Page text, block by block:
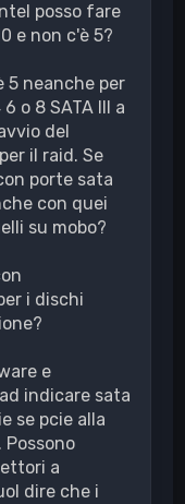
posso fare
e non c'è 5?
5 neanche per
o 8 SATA III a
del
il raid. Se
porte sata
con quei
su mobo?
i dischi
e
indicare sata
se pcie alla
a
dire che i